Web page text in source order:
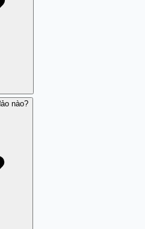
cáo là làm phiền người dùng
nào?